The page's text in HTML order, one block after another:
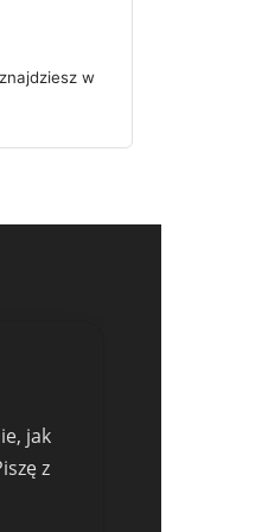
w
jak
z